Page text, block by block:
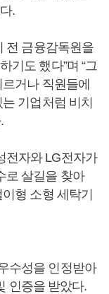
.
전 금융감독원을
기도 했다”며 “그
거나 직원들에
기업처럼 비치
전자와 LG전자가
로 살길을 찾아
형 소형 세탁기
수성을 인정받아
인증을 받았다.